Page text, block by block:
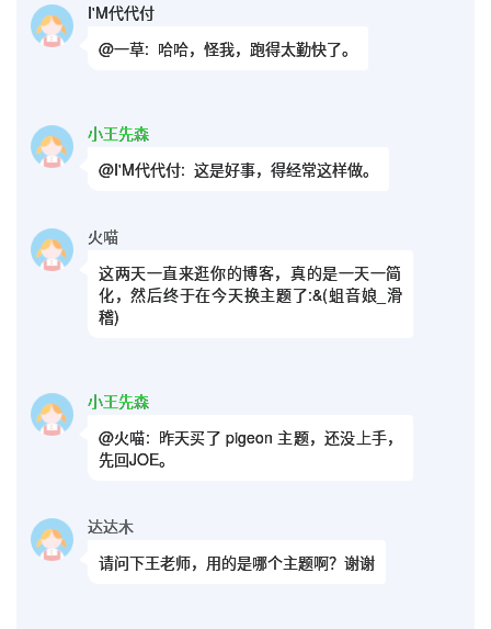
I'M代代付
@一草: 哈哈，怪我，跑得太勤快了。
小王先森
@I'M代代付: 这是好事，得经常这样做。
火喵
这两天一直来逛你的博客，真的是一天一简
化，然后终于在今天换主题了:&(蛆音娘_滑
稽)
小王先森
@火喵: 昨天买了 pigeon 主题，还没上手，
先回JOE。
达达木
请问下王老师，用的是哪个主题啊？谢谢